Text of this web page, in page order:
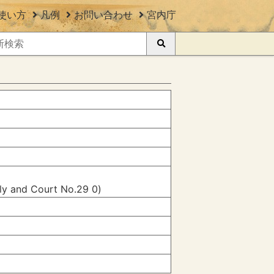
い方 凡例 お問い合わせ 宮内庁
and Court No.29 0)